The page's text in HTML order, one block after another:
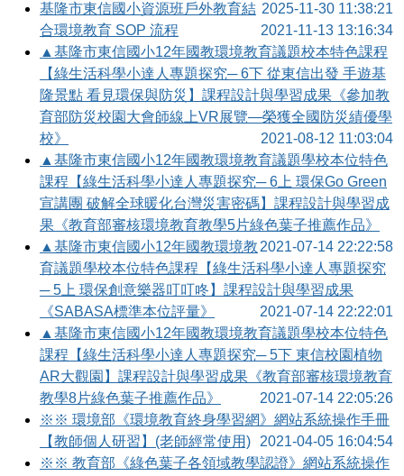
2025-11-30 11:38:21
基隆市東信國小資源班戶外教育結
合環境教育 SOP 流程
2021-11-13 13:16:34
▲基隆市東信國小12年國教環境教育議題校本特色課程
【綠生活科學小達人專題探究─ 6下 從東信出發 手遊基
隆景點 看見環保與防災】課程設計與學習成果《參加教
育部防災校園大會師線上VR展覽—榮獲全國防災績優學
校》
2021-08-12 11:03:04
▲基隆市東信國小12年國教環境教育議題學校本位特色
課程【綠生活科學小達人專題探究─ 6上 環保Go Green
宣講團 破解全球暖化台灣災害密碼】課程設計與學習成
果《教育部審核環境教育教學5片綠色葉子推薦作品》
2021-07-14 22:22:58
▲基隆市東信國小12年國教環境教
育議題學校本位特色課程【綠生活科學小達人專題探究
─ 5上 環保創意樂器叮叮咚】課程設計與學習成果
《SABASA標準本位評量》
2021-07-14 22:22:01
▲基隆市東信國小12年國教環境教育議題學校本位特色
課程【綠生活科學小達人專題探究─ 5下 東信校園植物
AR大觀園】課程設計與學習成果《教育部審核環境教育
教學8片綠色葉子推薦作品》
2021-07-14 22:05:26
※※ 環境部《環境教育終身學習網》網站系統操作手冊
【教師個人研習】(老師經常使用)
2021-04-05 16:04:54
※※ 教育部《綠色葉子各領域教學認證》網站系統操作